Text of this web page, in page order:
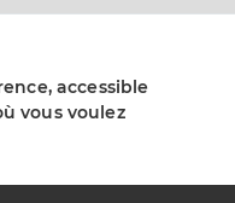
accessible
vous voulez